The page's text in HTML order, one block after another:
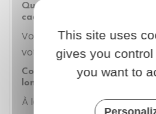
Quelles sont les conditions
cadre du détachement ?
Vous êtes soumis aux
votre emploi de
Comment se passe la fin du
longue durée ?
À la fin de votre
This site uses
gives you
you want to